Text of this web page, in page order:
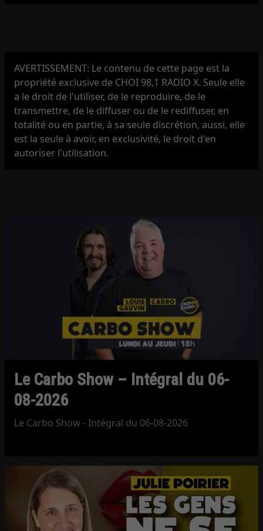
AVERTISSEMENT: Le contenu de cette page est la
propriété exclusive de CHOI 98,1 RADIO X. Seule elle
a le droit de l'utiliser, de le reproduire, de le
transmettre, de le diffuser ou de le rediffuser, en
totalité ou en partie, à sa seule discrétion, aussi, elle
est la seule à avoir, en exclusivité, le droit d'en
autoriser l'utilisation.
Le Carbo Show – Intégral du 06-
08-2026
Le Carbo Show - Intégral du 06-08-2026